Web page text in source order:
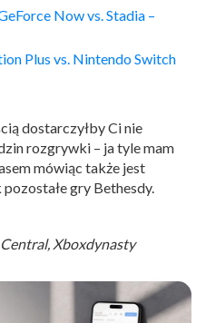
Now vs. Stadia –
Plus vs. Nintendo Switch
dostarczyłby Ci nie
rozgrywki – ja tyle mam
mówiąc także jest
gry Bethesdy.
Xboxdynasty